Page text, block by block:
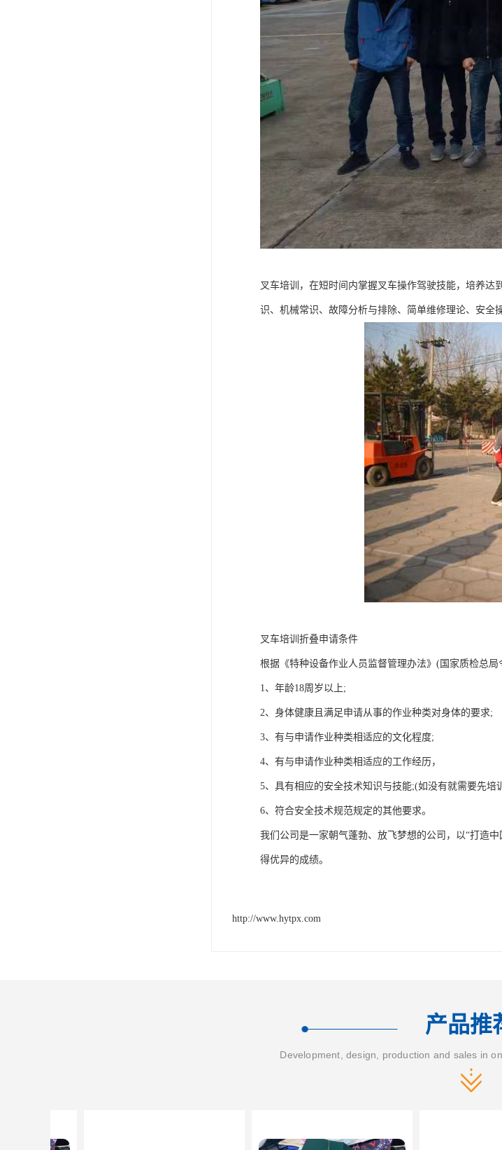
叉车培训，在短时间内掌握叉车操作驾驶技能，培养
识、机械常识、故障分析与排除、简单维修理论、安全
叉车培训折叠申请条件
根据《特种设备作业人员监督管理办法》(国家质检总
1、年龄18周岁以上;
2、身体健康且满足申请从事的作业种类对身体的要求;
3、有与申请作业种类相适应的文化程度;
4、有与申请作业种类相适应的工作经历，
5、具有相应的安全技术知识与技能;(如没有就需要先培
6、符合安全技术规范规定的其他要求。
我们公司是一家朝气蓬勃、放飞梦想的公司，以“打造
得优异的成绩。
http://www.hytpx.com
产品推
Development, design, production and sales in